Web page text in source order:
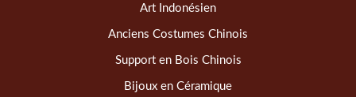
Art Indonésien
Anciens Costumes Chinois
Support en Bois Chinois
Bijoux en Céramique